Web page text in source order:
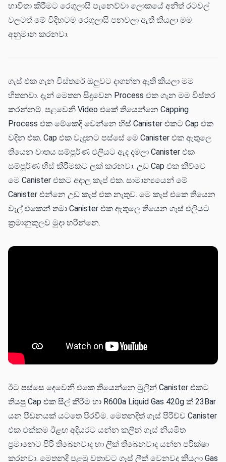
භාවිතා කිරීමට රෙගුලාසි පැනෙව්වා ලොකයේ අනිත් රටවල්
වලටත් මේ විදිහටම රෙගුලාසි පනවලා ඇති කියලා මම
අනුමාන කරනවා.
ගැස් එක ගැන විස්තරේ ඔලුවට දාගන්න ඇති කියලා මම
හිතනවා. දැන් මෙතන සිදුවෙන Process එක ගැන මම විස්තර
කරන්නම්. පළවෙනි Video එකේ තියෙන්නෙ Capping
Process එක මේකෙදි වෙන්නෙ හිස් Canister එකට Cap එක
වදින එක. Cap එක වැදුනට පස්සේ මෙ Canister එක ඇතුලෙ
තියෙන වාතය සම්පූර්ණ එලියට ඇද දමලා Canister එක
සම්පූර්ණ හිස් කිරීමකට ලක් කරනවා. උඩ Cap එක කිව්වෙ
මෙ Canister එකට අදාල කැප් එක. සාමාන්‍යයෙන් මේ
Canister එන්නෙ උඩ කැප් එක නැතුව. මෙ කැප් එකෙ තියෙන
වෑල් එකෙන් තමා Canister එක ඇතුලෙ තියෙන ගෑස් එලියට
ක්‍රමානුකූලව මුදා හරින්නෙ.
ඊට පස්සෙ දෙවෙනි එකෙ තියෙන්නෙ මුලින් Canister එකට
තියපු Cap එක සීල් කිරීම හා R600a Liquid Gas 420g ක් 23Bar
යන පීඩනයක් යටතෙ පිරවීම. මෙතනදිත් ගෑස් පිරිච්ච Canister
එක එක්කම ඊළඟ අදියරට යන්න කලින් ගෑස් නියමිත
ප්‍රමානෙට පිරි තිබෙනවාද හා ලීක් තිබෙනවාද යන්න පරික්ෂා
කරනවා. මෙතනදි පළමු වතාවට ගෑස් ලීක් වෙනවද කියලා Gas